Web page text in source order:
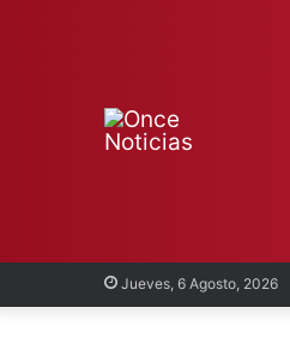
Jueves, 6 Agosto, 2026